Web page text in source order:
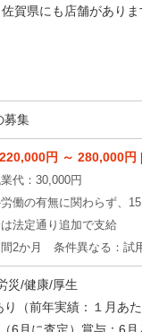
賀県にも店舗がありま
募集
円 ～ 280,000円
代：30,000円
働の有無に関わらず、
法定通り追加で支給
間2か月 条件異なる：試
災/健康/厚生
り（前年実績：１月あ